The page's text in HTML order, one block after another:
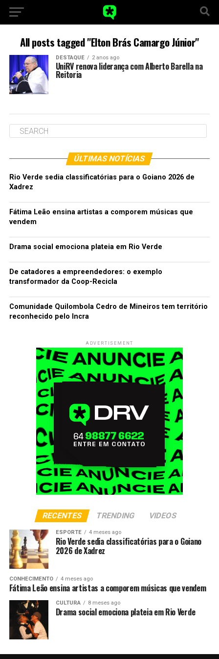
All posts tagged "Elton Brás Camargo Júnior"
DESTAQUE 2 anos ago
UniRV renova liderança com Alberto Barella na
Reitoria
ÚLTIMAS NOTÍCIAS
Rio Verde sedia classificatórias para o Goiano 2026 de
Xadrez
Fátima Leão ensina artistas a comporem músicas que
vendem
Drama social emociona plateia em Rio Verde
De catadores a empreendedores: o exemplo
transformador da Coop-Recicla
Comunidade Quilombola Cedro de Mineiros tem território
reconhecido pelo Incra
ADVERTISEMENT
RECENTES TRENDING VIDEOS
ESPORTE 4 meses ago
Rio Verde sedia classificatórias para o Goiano
2026 de Xadrez
CONHECIMENTO 4 meses ago
Fátima Leão ensina artistas a comporem músicas que vendem
CULTURA 8 meses ago
Drama social emociona plateia em Rio Verde